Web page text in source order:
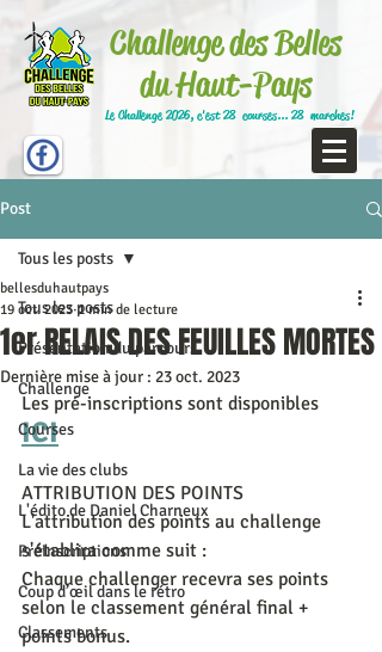
Challenge des Belles
du Haut-Pays
Le Challenge 2026, c'est 28 courses... 28 marches!
Post
Tous les posts
Présentation du parcours
Challenge
Courses
La vie des clubs
L'édito de Daniel Charneux
Préinscriptions
Coup d’œil dans le rétro
Classements
Tous les posts
1er RELAIS DES FEUILLES MORTES
bellesduhautpays
19 oct. 2023 1 min de lecture
Dernière mise à jour : 23 oct. 2023
Les pré-inscriptions sont disponibles
ICI
ATTRIBUTION DES POINTS
L'attribution des points au challenge
s'établira comme suit :
Chaque challenger recevra ses points
selon le classement général final +
points bonus.